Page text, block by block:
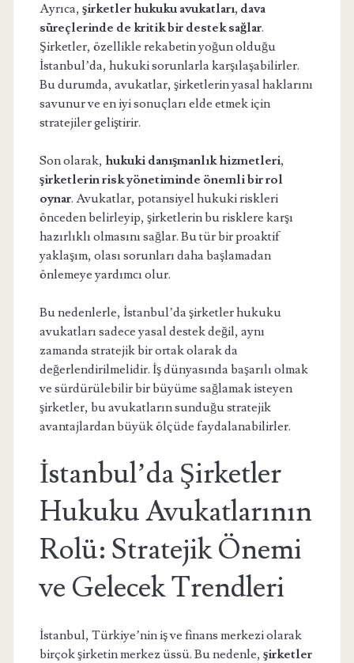
Ayrıca, şirketler hukuku avukatları, dava
süreçlerinde de kritik bir destek sağlar.
Şirketler, özellikle rekabetin yoğun olduğu
İstanbul’da, hukuki sorunlarla karşılaşabilirler.
Bu durumda, avukatlar, şirketlerin yasal haklarını
savunur ve en iyi sonuçları elde etmek için
stratejiler geliştirir.
Son olarak, hukuki danışmanlık hizmetleri,
şirketlerin risk yönetiminde önemli bir rol
oynar. Avukatlar, potansiyel hukuki riskleri
önceden belirleyip, şirketlerin bu risklere karşı
hazırlıklı olmasını sağlar. Bu tür bir proaktif
yaklaşım, olası sorunları daha başlamadan
önlemeye yardımcı olur.
Bu nedenlerle, İstanbul’da şirketler hukuku
avukatları sadece yasal destek değil, aynı
zamanda stratejik bir ortak olarak da
değerlendirilmelidir. İş dünyasında başarılı olmak
ve sürdürülebilir bir büyüme sağlamak isteyen
şirketler, bu avukatların sunduğu stratejik
avantajlardan büyük ölçüde faydalanabilirler.
İstanbul’da Şirketler
Hukuku Avukatlarının
Rolü: Stratejik Önemi
ve Gelecek Trendleri
İstanbul, Türkiye’nin iş ve finans merkezi olarak
birçok şirketin merkez üssü. Bu nedenle, şirketler